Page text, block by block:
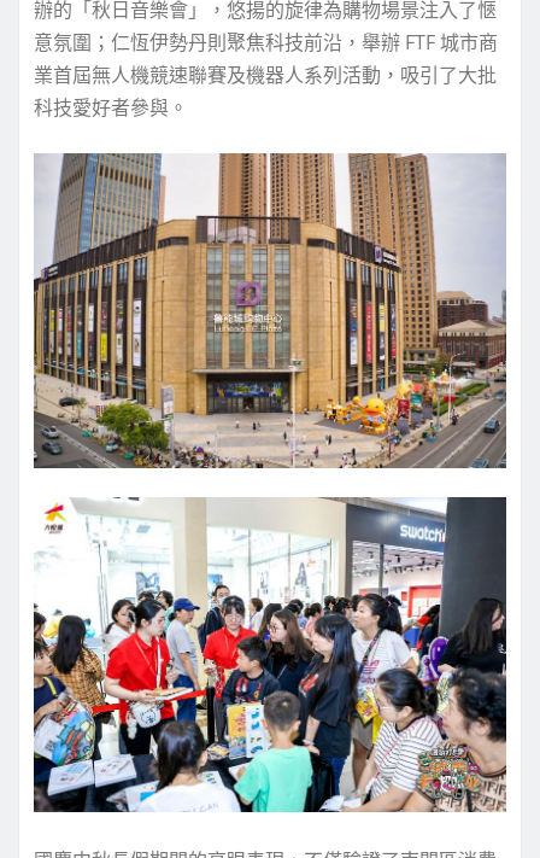
辦的「秋日音樂會」，悠揚的旋律為購物場景注入了愜
意氛圍；仁恆伊勢丹則聚焦科技前沿，舉辦 FTF 城市商
業首屆無人機競速聯賽及機器人系列活動，吸引了大批
科技愛好者參與。